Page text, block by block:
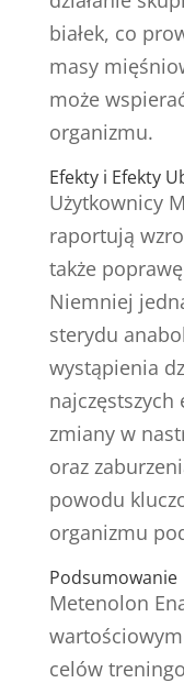
białek, co
masy
może
organizmu.
Efekty i Efekty
Użytkownicy
raportują
także
Niemniej
sterydu
wystąpienia
najczęstszych
zmiany w
oraz
powodu
organizmu
Podsumowanie
Metenolon
celów